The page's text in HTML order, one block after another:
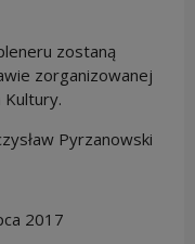
zostaną
zorganizowanej
Pyrzanowski
2017